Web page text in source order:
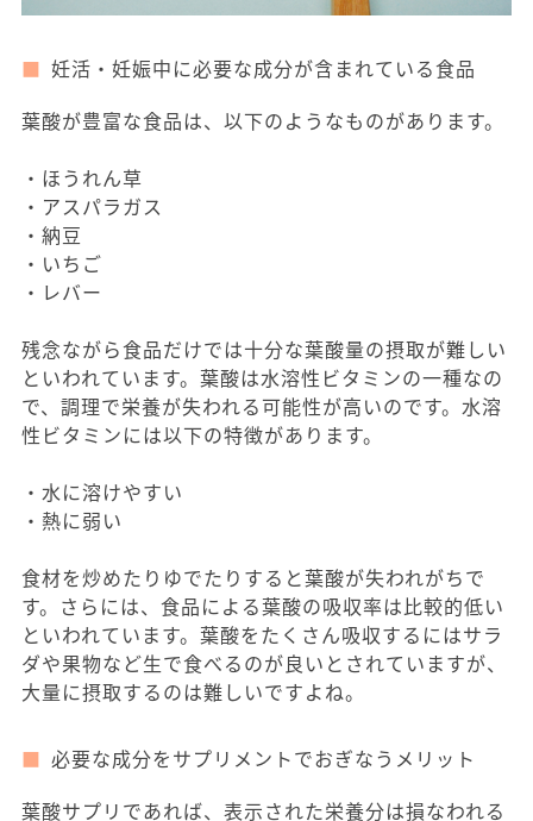
妊活・妊娠中に必要な成分が含まれている食品
葉酸が豊富な食品は、以下のようなものがあります。
・ほうれん草
・アスパラガス
・納豆
・いちご
・レバー
残念ながら食品だけでは十分な葉酸量の摂取が難しい
といわれています。葉酸は水溶性ビタミンの一種なの
で、調理で栄養が失われる可能性が高いのです。水溶
性ビタミンには以下の特徴があります。
・水に溶けやすい
・熱に弱い
食材を炒めたりゆでたりすると葉酸が失われがちで
す。さらには、食品による葉酸の吸収率は比較的低い
といわれています。葉酸をたくさん吸収するにはサラ
ダや果物など生で食べるのが良いとされていますが、
大量に摂取するのは難しいですよね。
必要な成分をサプリメントでおぎなうメリット
葉酸サプリであれば、表示された栄養分は損なわれる